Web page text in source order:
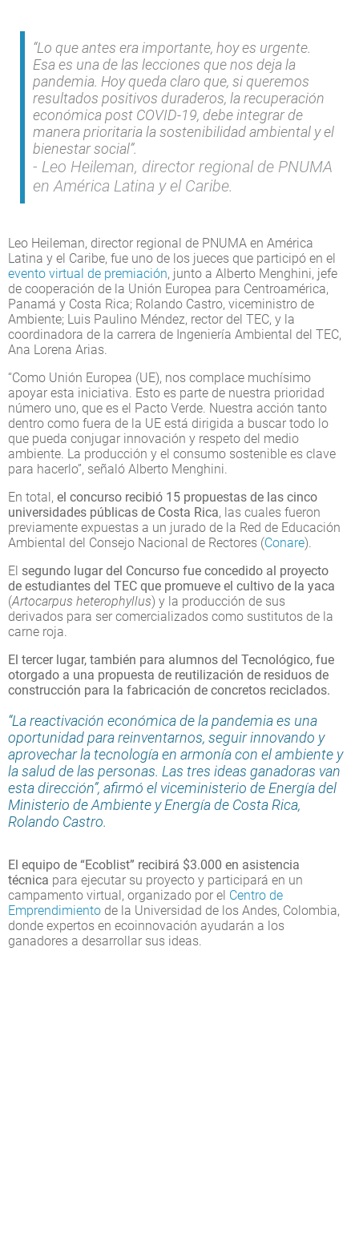
“Lo que antes era importante, hoy es urgente.
Esa es una de las lecciones que nos deja la
pandemia. Hoy queda claro que, si queremos
resultados positivos duraderos, la recuperación
económica post COVID-19, debe integrar de
manera prioritaria la sostenibilidad ambiental y el
bienestar social”.
Leo Heileman, director regional de PNUMA
en América Latina y el Caribe.
Leo Heileman, director regional de PNUMA en América
Latina y el Caribe, fue uno de los jueces que participó en el
evento virtual de premiación, junto a Alberto Menghini, jefe
de cooperación de la Unión Europea para Centroamérica,
Panamá y Costa Rica; Rolando Castro, viceministro de
Ambiente; Luis Paulino Méndez, rector del TEC, y la
coordinadora de la carrera de Ingeniería Ambiental del TEC,
Ana Lorena Arias.
“Como Unión Europea (UE), nos complace muchísimo
apoyar esta iniciativa. Esto es parte de nuestra prioridad
número uno, que es el Pacto Verde. Nuestra acción tanto
dentro como fuera de la UE está dirigida a buscar todo lo
que pueda conjugar innovación y respeto del medio
ambiente. La producción y el consumo sostenible es clave
para hacerlo”, señaló Alberto Menghini.
En total, el concurso recibió 15 propuestas de las cinco
universidades públicas de Costa Rica, las cuales fueron
previamente expuestas a un jurado de la Red de Educación
Ambiental del Consejo Nacional de Rectores (Conare).
El segundo lugar del Concurso fue concedido al proyecto
de estudiantes del TEC que promueve el cultivo de la yaca
(Artocarpus heterophyllus) y la producción de sus
derivados para ser comercializados como sustitutos de la
carne roja.
El tercer lugar, también para alumnos del Tecnológico, fue
otorgado a una propuesta de reutilización de residuos de
construcción para la fabricación de concretos reciclados.
“La reactivación económica de la pandemia es una
oportunidad para reinventarnos, seguir innovando y
aprovechar la tecnología en armonía con el ambiente y
la salud de las personas. Las tres ideas ganadoras van
esta dirección”, afirmó el viceministerio de Energía del
Ministerio de Ambiente y Energía de Costa Rica,
Rolando Castro.
El equipo de “Ecoblist” recibirá $3.000 en asistencia
técnica para ejecutar su proyecto y participará en un
campamento virtual, organizado por el Centro de
Emprendimiento de la Universidad de los Andes, Colombia,
donde expertos en ecoinnovación ayudarán a los
ganadores a desarrollar sus ideas.